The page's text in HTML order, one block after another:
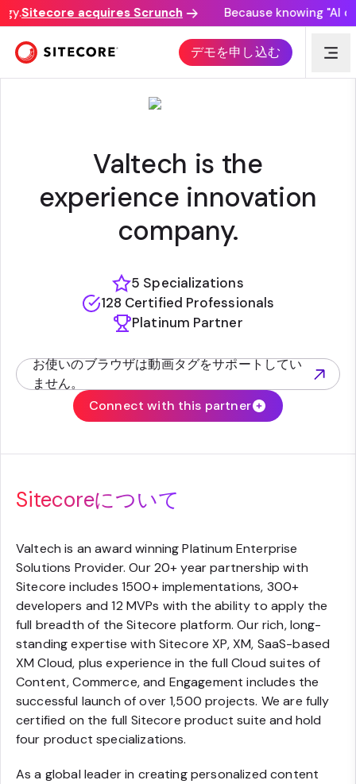
Sitecore acquires Scrunch Because knowing "AI
デモを申し込む
VALTECH
Valtech is the
experience innovation
company.
5 Specializations
128 Certified Professionals
Platinum Partner
お使いのブラウザは動画タグをサポートしてい
ません。
(opens in new tab)
Connect with this partner
Sitecoreについて
Valtech is an award winning Platinum Enterprise
Solutions Provider. Our 20+ year partnership with
Sitecore includes 1500+ implementations, 300+
developers and 12 MVPs with the ability to apply the
full breadth of the Sitecore platform. Our rich, long-
standing expertise with Sitecore XP, XM, SaaS-based
XM Cloud, plus experience in the full Cloud suites of
Content, Commerce, and Engagement includes the
successful launch of over 1,500 projects. We are fully
certified on the full Sitecore product suite and hold
four product specializations.
As a global leader in creating personalized content